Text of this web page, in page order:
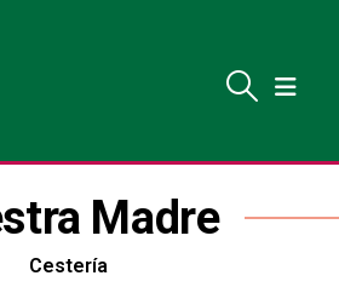
Madre
Cestería